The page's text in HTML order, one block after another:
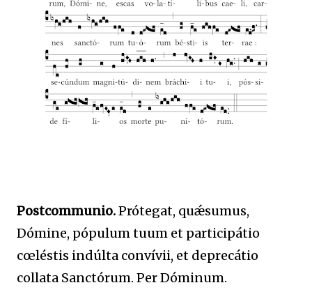
Postcommunio.Prótegat, quǽsumus,
Dómine, pópulum tuum et participátio
cœléstis indúlta convívii, et deprecátio
collata Sanctórum. Per Dóminum.